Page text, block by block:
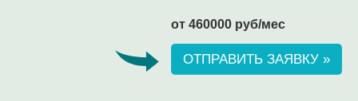
от 460000 руб/мес
ОТПРАВИТЬ ЗАЯВКУ »